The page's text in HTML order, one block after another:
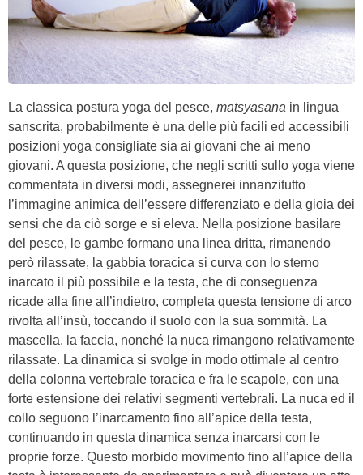
La classica postura yoga del pesce, matsyasana in lingua
sanscrita, probabilmente è una delle più facili ed accessibili
posizioni yoga consigliate sia ai giovani che ai meno
giovani. A questa posizione, che negli scritti sullo yoga viene
commentata in diversi modi, assegnerei innanzitutto
l’immagine animica dell’essere differenziato e della gioia dei
sensi che da ciò sorge e si eleva. Nella posizione basilare
del pesce, le gambe formano una linea dritta, rimanendo
però rilassate, la gabbia toracica si curva con lo sterno
inarcato il più possibile e la testa, che di conseguenza
ricade alla fine all’indietro, completa questa tensione di arco
rivolta all’insù, toccando il suolo con la sua sommità. La
mascella, la faccia, nonché la nuca rimangono relativamente
rilassate. La dinamica si svolge in modo ottimale al centro
della colonna vertebrale toracica e fra le scapole, con una
forte estensione dei relativi segmenti vertebrali. La nuca ed il
collo seguono l’inarcamento fino all’apice della testa,
continuando in questa dinamica senza inarcarsi con le
proprie forze. Questo morbido movimento fino all’apice della